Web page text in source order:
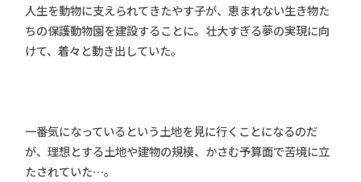
人生を動物に支えられてきたやす子が、恵まれない生き物た
ちの保護動物園を建設することに。壮大すぎる夢の実現に向
けて、着々と動き出していた。
一番気になっているという土地を見に行くことになるのだ
が、理想とする土地や建物の規模、かさむ予算面で苦境に立
たされていた…。